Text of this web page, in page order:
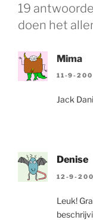
19
doen het
Mima
11-9-
Jack
Denise
12-9-
Leuk!